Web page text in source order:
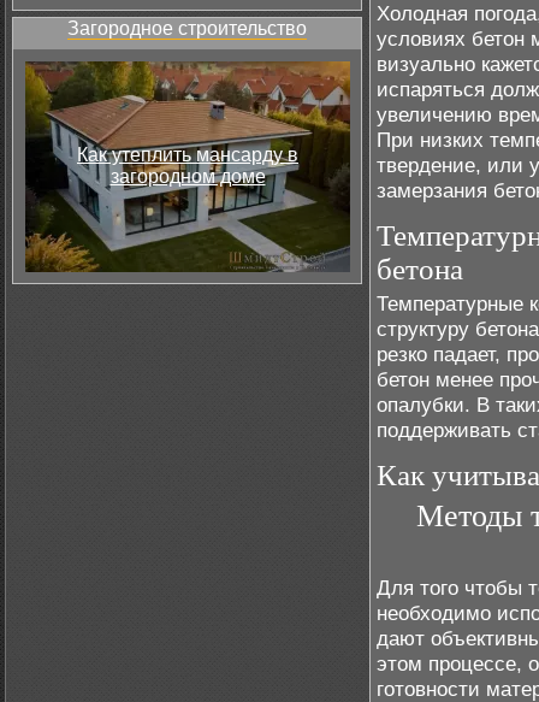
Загородное строительство
Как утеплить мансарду в
загородном доме
Холодная
условиях бетон
визуально
испаряться
увеличению
При низких
твердение, или
замерзания
бетона
Температурные
структуру
резко падает,
бетон менее
опалубки. В
поддерживать
Как
Методы
Для того чтобы
необходимо
дают
этом процессе,
готовности